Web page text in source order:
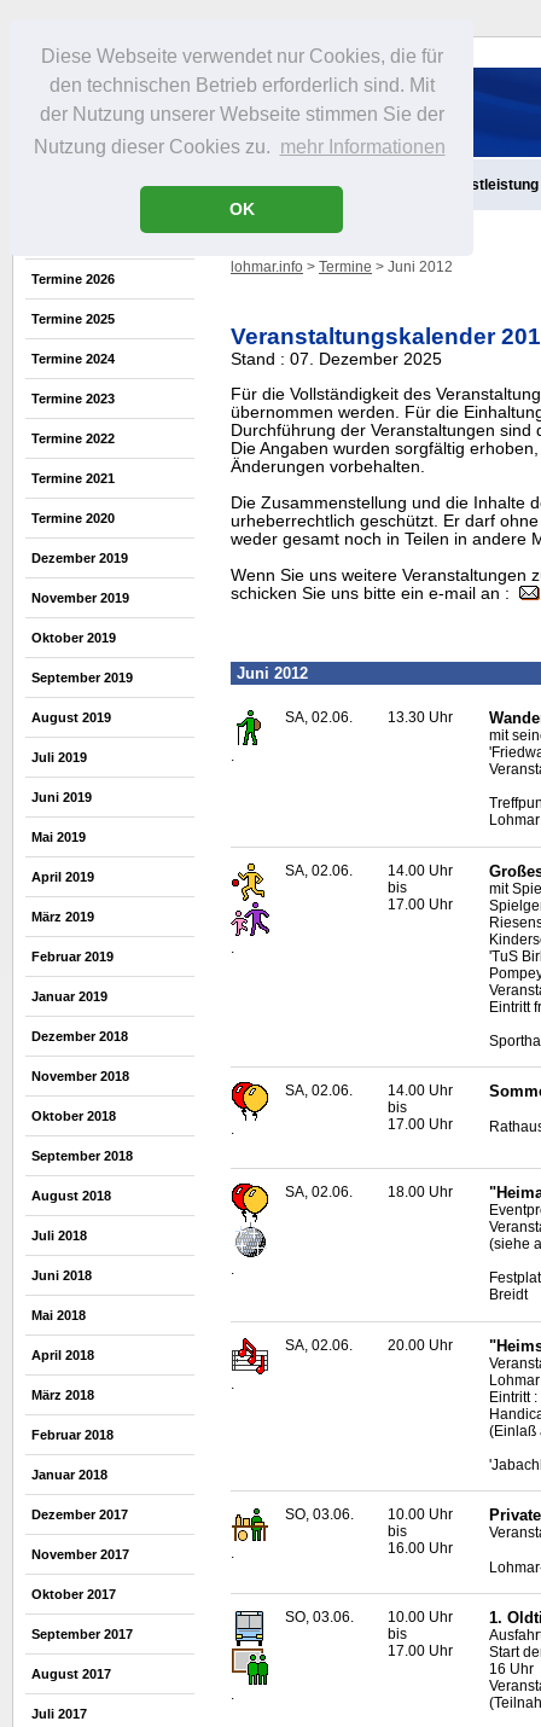
Diese Webseite verwendet nur Cookies, die für
den technischen Betrieb erforderlich sind. Mit
der Nutzung unserer Webseite stimmen Sie der
Nutzung dieser Cookies zu. mehr Informationen
OK
Infos Freizeit Gastronomie Dienstleistung
Termine 2026
Termine 2025
Termine 2024
Termine 2023
Termine 2022
Termine 2021
Termine 2020
Dezember 2019
November 2019
Oktober 2019
September 2019
August 2019
Juli 2019
Juni 2019
Mai 2019
April 2019
März 2019
Februar 2019
Januar 2019
Dezember 2018
November 2018
Oktober 2018
September 2018
August 2018
Juli 2018
Juni 2018
Mai 2018
April 2018
März 2018
Februar 2018
Januar 2018
Dezember 2017
November 2017
Oktober 2017
September 2017
August 2017
Juli 2017
lohmar.info > Termine > Juni 2012
Veranstaltungskalender
Stand : 07. Dezember 2025
Für die Vollständigkeit des
übernommen werden. Für die
Durchführung der Veranstaltungen sind
Die Angaben wurden sorgfältig
Änderungen vorbehalten.
Die Zusammenstellung und die Inhalte
urheberrechtlich geschützt. Er darf
weder gesamt noch in Teilen in andere
Wenn Sie uns weitere Veranstaltungen
schicken Sie uns bitte ein e-mail an :
Juni 2012
SA, 02.06. 13.30 Uhr
mit
Lohmar
SA, 02.06.
14.00 Uhr
bis
17.00 Uhr
mit
'TuS
Eintritt
.
SA, 02.06.
14.00 Uhr
bis
17.00 Uhr
SA, 02.06. 18.00 Uhr
(siehe
Breidt
SA, 02.06. 20.00 Uhr
Lohmar
Eintritt
(Einlaß
.
SO, 03.06.
10.00 Uhr
bis
16.00 Uhr
.
SO, 03.06.
10.00 Uhr
bis
17.00 Uhr
1.
Start
16 Uhr